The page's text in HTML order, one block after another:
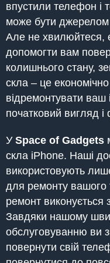
впустили телефон і
може бути джерелом
Але не хвилюйтеся,
допомогти вам
колишнього стану,
скла – це
відремонтувати ваш
початковий вигляд і
У Space of Gadgets
скла iPhone. Наші
використовують
для ремонту
ремонт
Завдяки нашому
обслуговуванню ви
повернути свій